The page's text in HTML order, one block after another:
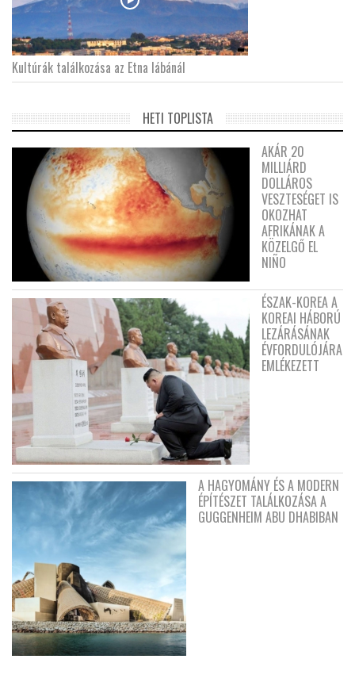
Kultúrák találkozása az Etna lábánál
HETI TOPLISTA
AKÁR 20
MILLIÁRD
DOLLÁROS
VESZTESÉGET IS
OKOZHAT
AFRIKÁNAK A
KÖZELGŐ EL
NIÑO
ÉSZAK-KOREA A
KOREAI HÁBORÚ
LEZÁRÁSÁNAK
ÉVFORDULÓJÁRA
EMLÉKEZETT
A HAGYOMÁNY ÉS A MODERN
ÉPÍTÉSZET TALÁLKOZÁSA A
GUGGENHEIM ABU DHABIBAN